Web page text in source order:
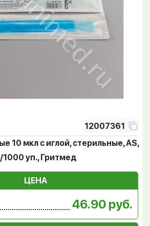
12007361
10 мкл с иглой, стерильные, AS,
1000 уп., Гритмед
ЦЕНА
46.90 руб.